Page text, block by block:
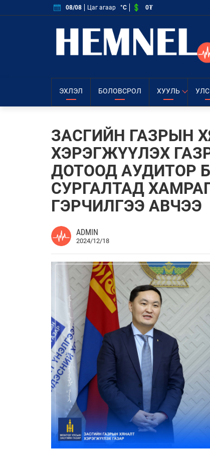
08/08 Цаг агаар °C 0₮
ЭХЛЭЛ БОЛОВСРОЛ ХУУЛЬ
ЗАСГИЙН ГАЗРЫН
ХЭРЭГЖҮҮЛЭХ
ДОТООД АУДИТОР
СУРГАЛТАД
ГЭРЧИЛГЭЭ АВЧЭЭ
ADMIN
2024/12/18